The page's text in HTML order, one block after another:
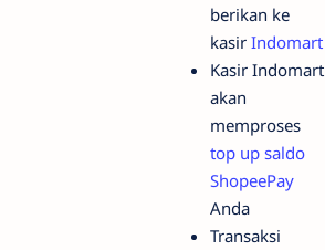
berikan ke
kasir Indomart
Kasir Indomart
akan
memproses
top up saldo
ShopeePay
Anda
Transaksi